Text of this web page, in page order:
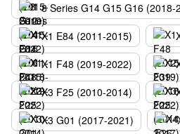
8 Series G14 G15 G16 (2018-
X1 E84 (2011-2015)
X1 F48 (2019-2022)
X3 F25 (2010-2014)
X3 G01 (2017-2021)